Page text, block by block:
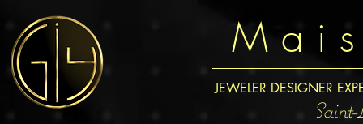
M a i
JEWELER DESIGNER